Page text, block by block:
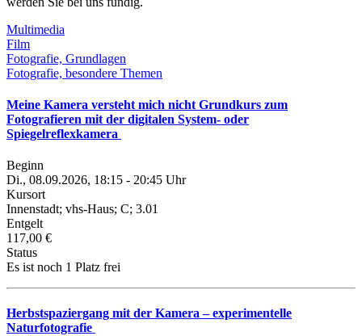
Multimedia
Film
Fotografie, Grundlagen
Fotografie, besondere Themen
Meine Kamera versteht mich nicht Grundkurs zum
Fotografieren mit der digitalen System- oder
Spiegelreflexkamera
Beginn
Di., 08.09.2026, 18:15 - 20:45 Uhr
Kursort
Innenstadt; vhs-Haus; C; 3.01
Entgelt
117,00 €
Status
Es ist noch 1 Platz frei
Herbstspaziergang mit der Kamera – experimentelle
Naturfotografie